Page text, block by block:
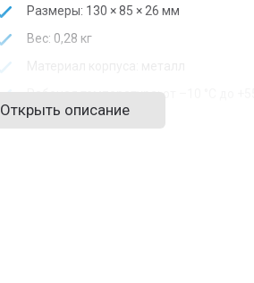
Размеры: 130 × 85 × 26 мм
Вес: 0,28 кг
Рабочая температура: от –10 °C до +55
Сертификаты: CE
Открыть описание